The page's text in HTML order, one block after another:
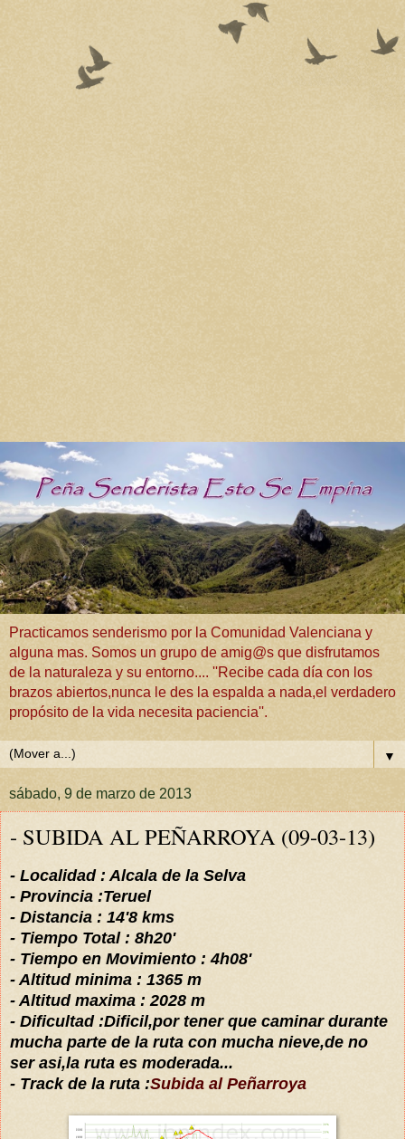
Practicamos senderismo por la Comunidad Valenciana y
alguna mas. Somos un grupo de amig@s que disfrutamos
de la naturaleza y su entorno.... ''Recibe cada día con los
brazos abiertos,nunca le des la espalda a nada,el verdadero
propósito de la vida necesita paciencia''.
▼
sábado, 9 de marzo de 2013
- SUBIDA AL PEÑARROYA (09-03-13)
- Localidad :Alcala de la Selva
- Provincia :Teruel
- Distancia : 14'8 kms
- Tiempo Total : 8h20'
- Tiempo en Movimiento :4h08'
- Altitud minima : 1365m
- Altitud maxima :2028 m
- Dificultad :Dificil,por tener que caminar durante
mucha parte de la ruta con mucha nieve,de no
ser asi,la ruta es moderada...
- Track de la ruta :Subida al Peñarroya